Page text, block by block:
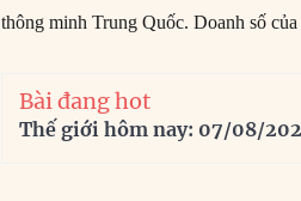
thông minh Trung Quốc. Doanh số
Bài đang hot
Thế giới hôm nay: 07/08/